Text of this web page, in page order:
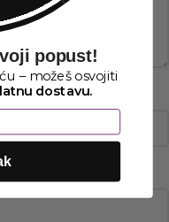
popust!
– možeš osvojiti
dostavu.